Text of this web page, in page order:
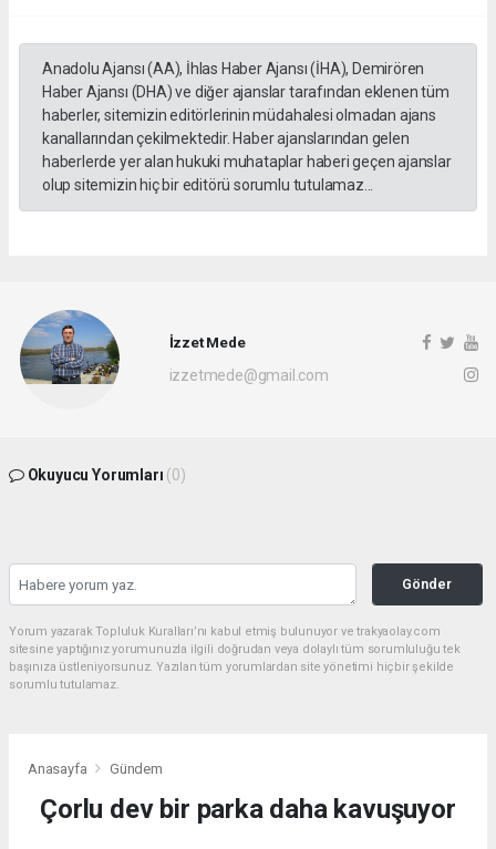
Anadolu Ajansı (AA), İhlas Haber Ajansı (İHA), Demirören
Haber Ajansı (DHA) ve diğer ajanslar tarafından eklenen tüm
haberler, sitemizin editörlerinin müdahalesi olmadan ajans
kanallarından çekilmektedir. Haber ajanslarından gelen
haberlerde yer alan hukuki muhataplar haberi geçen ajanslar
olup sitemizin hiç bir editörü sorumlu tutulamaz...
İzzet Mede
izzetmede@gmail.com
Okuyucu Yorumları (0)
Gönder
Yorum yazarak Topluluk Kuralları’nı kabul etmiş bulunuyor ve trakyaolay.com
sitesine yaptığınız yorumunuzla ilgili doğrudan veya dolaylı tüm sorumluluğu tek
başınıza üstleniyorsunuz. Yazılan tüm yorumlardan site yönetimi hiçbir şekilde
sorumlu tutulamaz.
Anasayfa Gündem
Çorlu dev bir parka daha kavuşuyor